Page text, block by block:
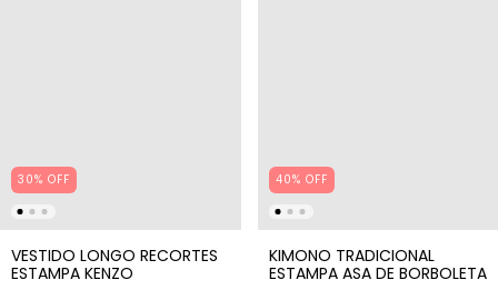
30% OFF
VESTIDO LONGO RECORTES
ESTAMPA KENZO
40% OFF
KIMONO TRADICIONAL
ESTAMPA ASA DE BORBOLETA